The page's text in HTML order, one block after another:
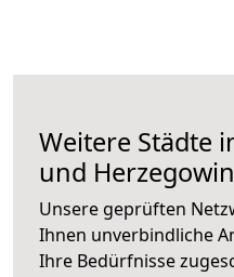
Weitere Städte
und
Unsere geprüften
Ihnen unverbindliche
Ihre Bedürfnisse